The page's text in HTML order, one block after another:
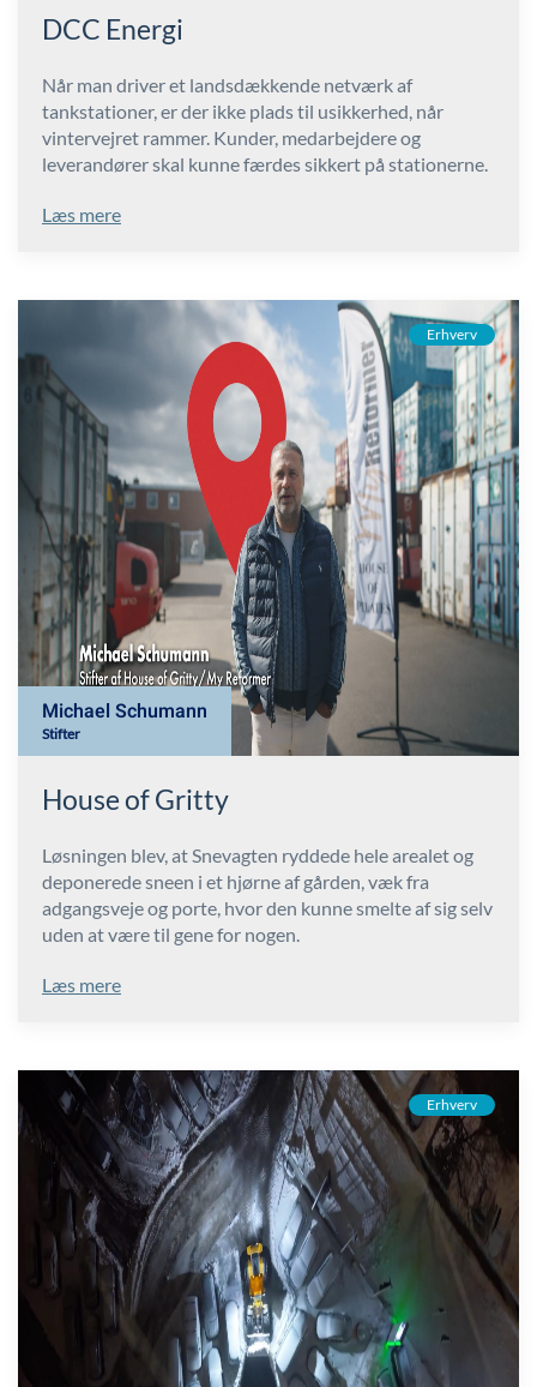
DCC Energi
Når man driver et landsdækkende netværk af
tankstationer, er der ikke plads til usikkerhed, når
vintervejret rammer. Kunder, medarbejdere og
leverandører skal kunne færdes sikkert på stationerne.
Læs mere
Erhverv
Michael Schumann
Stifter
House of Gritty
Løsningen blev, at Snevagten ryddede hele arealet og
deponerede sneen i et hjørne af gården, væk fra
adgangsveje og porte, hvor den kunne smelte af sig selv
uden at være til gene for nogen.
Læs mere
Erhverv